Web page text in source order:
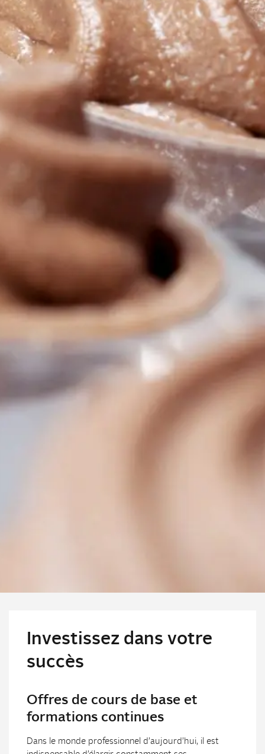
Investissez dans votre
succès
Offres de cours de base et
formations continues
Dans le monde professionnel d’aujourd’hui, il est